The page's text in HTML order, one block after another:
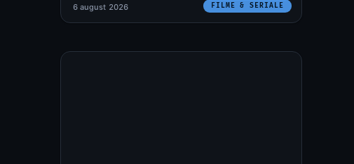
FILME & SERIALE
6 august 2026